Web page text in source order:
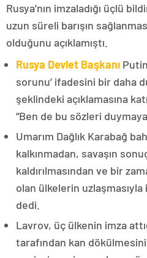
Rusya’nın imzaladığı üçlü
uzun süreli barışın
olduğunu açıklamıştı.
Rusya Devlet Başkanı
sorunu’ ifadesini bir daha
şeklindeki açıklamasına
“Ben de bu sözleri
Umarım Dağlık Karabağ
kalkınmadan, savaşın
kaldırılmasından ve bir
olan ülkelerin
dedi.
Lavrov, üç ülkenin imza
tarafından kan